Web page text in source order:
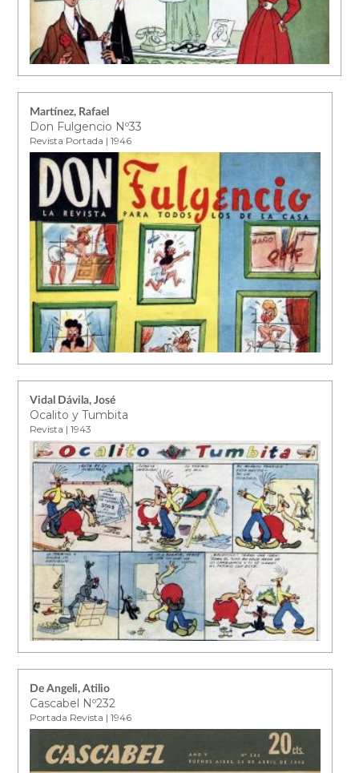
Martínez, Rafael
Don Fulgencio Nº33
Revista Portada | 1946
Vidal Dávila, José
Ocalito y Tumbita
Revista | 1943
De Angeli, Atilio
Cascabel Nº232
Portada Revista | 1946